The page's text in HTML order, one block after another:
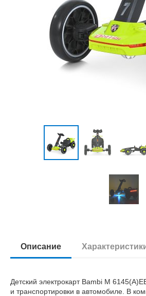
Описание
Детский электрокарт Bambi M
и транспортировки в автомобиле. В